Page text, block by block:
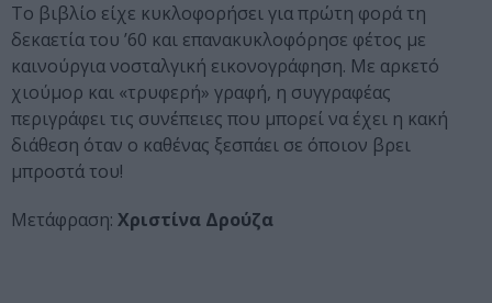
Το βιβλίο είχε κυκλοφορήσει για πρώτη φορά τη
δεκαετία του ’60 και επανακυκλοφόρησε φέτος με
καινούργια νοσταλγική εικονογράφηση. Με αρκετό
χιούμορ και «τρυφερή» γραφή, η συγγραφέας
περιγράφει τις συνέπειες που μπορεί να έχει η κακή
διάθεση όταν ο καθένας ξεσπάει σε όποιον βρει
μπροστά του!
Μετάφραση: Χριστίνα Δρούζα